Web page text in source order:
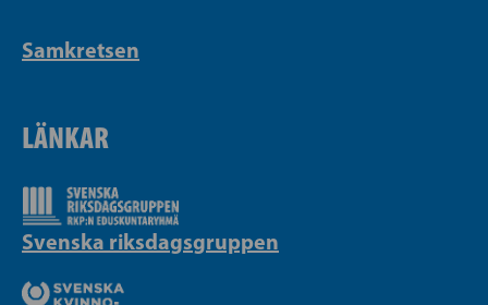
Samkretsen
LÄNKAR
Svenska riksdagsgruppen